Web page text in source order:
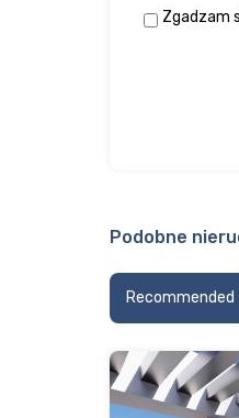
Zgadzam
Podobne
Recommended